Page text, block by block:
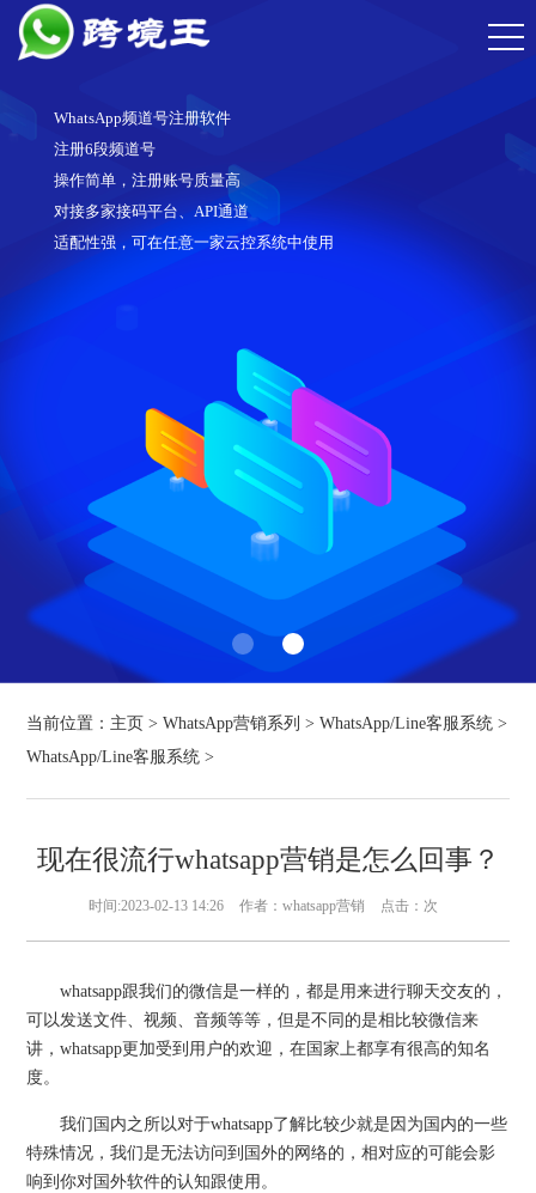
WhatsApp频道号注册软件
注册6段频道号
操作简单，注册账号质量高
对接多家接码平台、API通道
适配性强，可在任意一家云控系统中使用
当前位置： 主页 >WhatsApp营销系列 >WhatsApp/Line客服系统 >
WhatsApp/Line客服系统 >
现在很流行whatsapp营销是怎么回事？
时间:2023-02-13 14:26 作者：whatsapp营销 点击： 次
whatsapp跟我们的微信是一样的，都是用来进行聊天交友的，
可以发送文件、视频、音频等等，但是不同的是相比较微信来
讲，whatsapp更加受到用户的欢迎，在国家上都享有很高的知名
度。
我们国内之所以对于whatsapp了解比较少就是因为国内的一些
特殊情况，我们是无法访问到国外的网络的，相对应的可能会影
响到你对国外软件的认知跟使用。